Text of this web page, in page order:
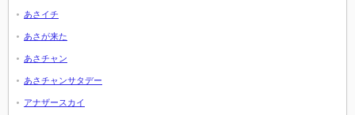
あさイチ
あさが来た
あさチャン
あさチャンサタデー
アナザースカイ